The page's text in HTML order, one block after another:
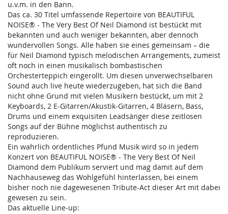
u.v.m. in den Bann.
Das ca. 30 Titel umfassende Repertoire von BEAUTIFUL
NOISE® - The Very Best Of Neil Diamond ist bestückt mit
bekannten und auch weniger bekannten, aber dennoch
wundervollen Songs. Alle haben sie eines gemeinsam – die
für Neil Diamond typisch melodischen Arrangements, zumeist
oft noch in einen musikalisch bombastischen
Orchesterteppich eingerollt. Um diesen unverwechselbaren
Sound auch live heute wiederzugeben, hat sich die Band
nicht ohne Grund mit vielen Musikern bestückt, um mit 2
Keyboards, 2 E-Gitarren/Akustik-Gitarren, 4 Bläsern, Bass,
Drums und einem exquisiten Leadsänger diese zeitlosen
Songs auf der Bühne möglichst authentisch zu
reproduzieren.
Ein wahrlich ordentliches Pfund Musik wird so in jedem
Konzert von BEAUTIFUL NOISE® - The Very Best Of Neil
Diamond dem Publikum serviert und mag damit auf dem
Nachhauseweg das Wohlgefühl hinterlassen, bei einem
bisher noch nie dagewesenen Tribute-Act dieser Art mit dabei
gewesen zu sein.
Das aktuelle Line-up: